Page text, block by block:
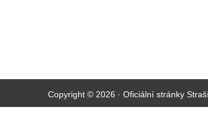
Copyright © 2026 · Oficiální stránky